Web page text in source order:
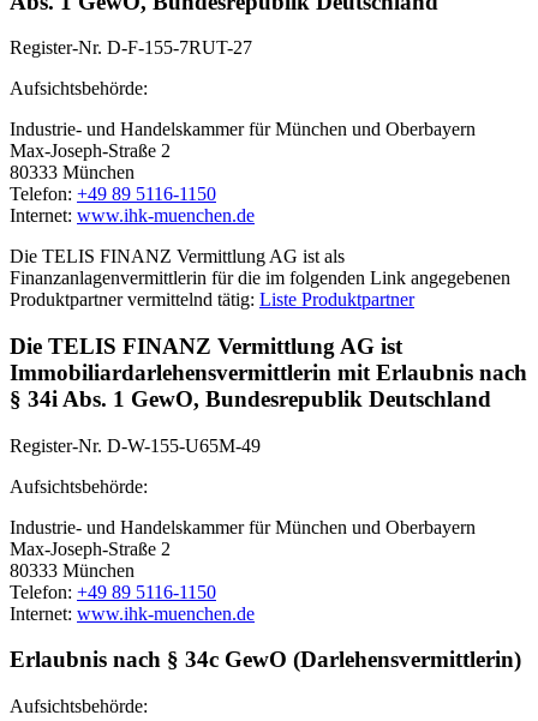
Register-Nr. D-F-155-7RUT-27
Aufsichtsbehörde:
Industrie- und Handelskammer für München und Oberbayern
Max-Joseph-Straße 2
80333 München
Telefon: +49 89 5116-1150
Internet: www.ihk-muenchen.de
Die TELIS FINANZ Vermittlung AG ist als
Finanzanlagenvermittlerin für die im folgenden Link angegebenen
Produktpartner vermittelnd tätig: Liste Produktpartner
Die TELIS FINANZ Vermittlung AG ist
Immobiliardarlehensvermittlerin mit Erlaubnis nach
§ 34i Abs. 1 GewO, Bundesrepublik Deutschland
Register-Nr. D-W-155-U65M-49
Aufsichtsbehörde:
Industrie- und Handelskammer für München und Oberbayern
Max-Joseph-Straße 2
80333 München
Telefon: +49 89 5116-1150
Internet: www.ihk-muenchen.de
Erlaubnis nach § 34c GewO (Darlehensvermittlerin)
Aufsichtsbehörde: